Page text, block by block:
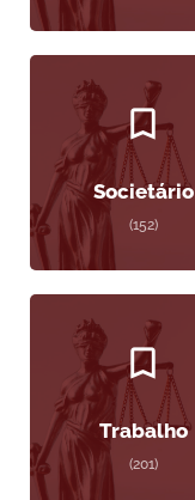
Societário
(152)
Trabalho
(201)